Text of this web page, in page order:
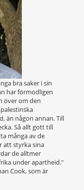
bra saker i sin
har förmodligen
över om den
än någon annan. Till
Så allt gott till
många av de
att styrka sina
de alltmer
under apartheid."
Cook, som är